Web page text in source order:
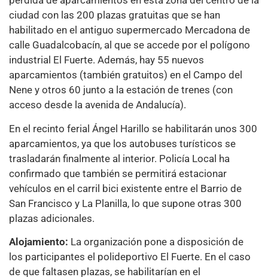
ciudad con las 200 plazas gratuitas que se han
habilitado en el antiguo supermercado Mercadona de
calle Guadalcobacín, al que se accede por el polígono
industrial El Fuerte. Además, hay 55 nuevos
aparcamientos (también gratuitos) en el Campo del
Nene y otros 60 junto a la estación de trenes (con
acceso desde la avenida de Andalucía).
En el recinto ferial Ángel Harillo se habilitarán unos 300
aparcamientos, ya que los autobuses turísticos se
trasladarán finalmente al interior. Policía Local ha
confirmado que también se permitirá estacionar
vehículos en el carril bici existente entre el Barrio de
San Francisco y La Planilla, lo que supone otras 300
plazas adicionales.
Alojamiento: La organización pone a disposición de
los participantes el polideportivo El Fuerte. En el caso
de que faltasen plazas, se habilitarían en el